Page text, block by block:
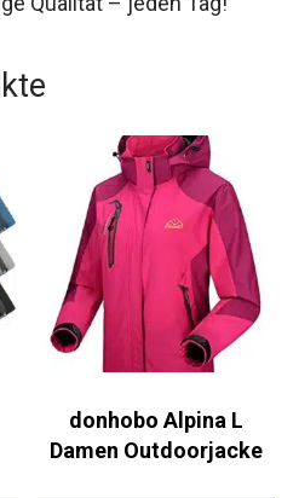
Bereich glänzt, liegt mit
Qualität –